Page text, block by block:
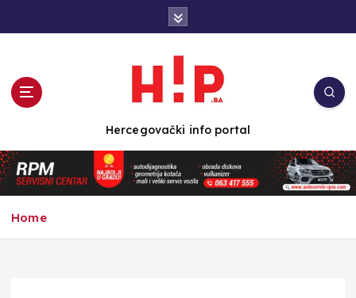
n
t
e
Hercegovački info portal
Home